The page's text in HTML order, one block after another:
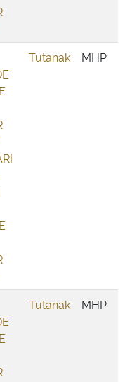
Tutanak MHP
Tutanak MHP